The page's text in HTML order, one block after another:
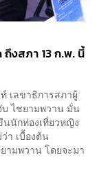
งสภา 13 ก.พ. นี้
เลขาธิการสภาผู้
บ ไชยามพวาน มั่น
นักท่องเที่ยวหญิง
า เบื้องต้น
ามพวาน โดยจะมา